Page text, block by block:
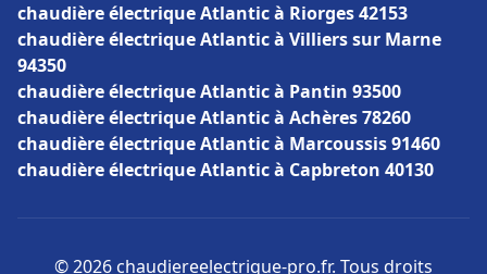
chaudière électrique Atlantic à Riorges 42153
chaudière électrique Atlantic à Villiers sur Marne
94350
chaudière électrique Atlantic à Pantin 93500
chaudière électrique Atlantic à Achères 78260
chaudière électrique Atlantic à Marcoussis 91460
chaudière électrique Atlantic à Capbreton 40130
© 2026 chaudiereelectrique-pro.fr. Tous droits